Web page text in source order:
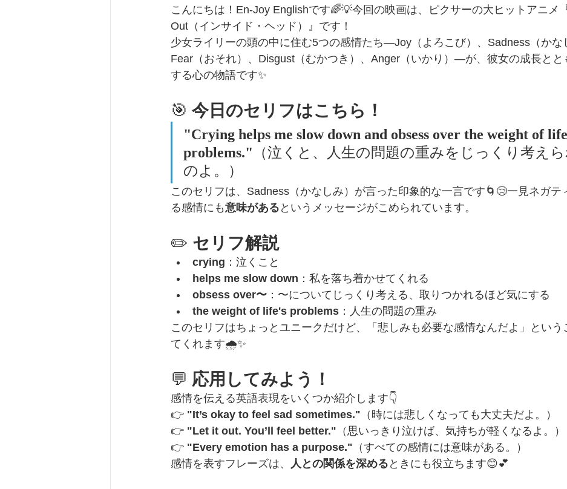
こんにちは！En-Joy Englishです🌈💡今回の映画は、ピクサーの大ヒットアニメ
Out（インサイド・ヘッド）』です！
少女ライリーの頭の中に住む5つの感情たち—Joy（よろこび）、Sadness（かな
Fear（おそれ）、Disgust（むかつき）、Anger（いかり）—が、彼女の成長とと
する心の物語です✨
🎯 今日のセリフはこちら！
"Crying helps me slow down and obsess over the weight of
problems." （泣くと、人生の問題の重みをじっくり考え
のよ。）
このセリフは、Sadness（かなしみ）が言った印象的な一言です🌀😢一見ネガテ
る感情にも意味がある というメッセージがこめられています。
✏️ セリフ解説
crying ：泣くこと
helps me slow down ：私を落ち着かせてくれる
obsess over〜 ：〜についてじっくり考える、取りつかれるほど気にする
the weight of life's problems ：人生の問題の重み
このセリフはちょっとユニークだけど、「悲しみも必要な感情なんだよ」という
てくれます🌧️✨
💬 応用してみよう！
感情を伝える英語表現をいくつか紹介します👇
👉 "It’s okay to feel sad sometimes." （時には悲しくなっても大丈夫だよ。）
👉 "Let it out. You’ll feel better." （思いっきり泣けば、気持ちが軽くなるよ。）
👉 "Every emotion has a purpose." （すべての感情には意味がある。）
感情を表すフレーズは、 人との関係を深める ときにも役立ちます😊💕